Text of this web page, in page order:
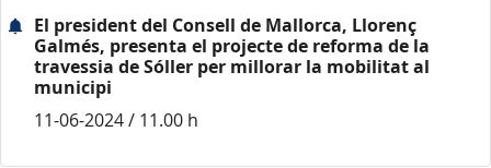
El president del Consell de Mallorca, Llorenç
Galmés, presenta el projecte de reforma de la
travessia de Sóller per millorar la mobilitat al
municipi
11-06-2024 / 11.00 h